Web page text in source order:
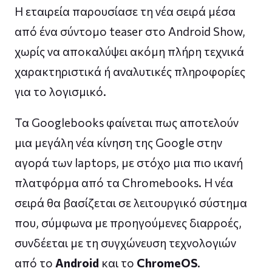
Η εταιρεία παρουσίασε τη νέα σειρά μέσα
από ένα σύντομο teaser στο Android Show,
χωρίς να αποκαλύψει ακόμη πλήρη τεχνικά
χαρακτηριστικά ή αναλυτικές πληροφορίες
για το λογισμικό.
Τα Googlebooks φαίνεται πως αποτελούν
μια μεγάλη νέα κίνηση της Google στην
αγορά των laptops, με στόχο μια πιο ικανή
πλατφόρμα από τα Chromebooks. Η νέα
σειρά θα βασίζεται σε λειτουργικό σύστημα
που, σύμφωνα με προηγούμενες διαρροές,
συνδέεται με τη συγχώνευση τεχνολογιών
από το Android και το ChromeOS.